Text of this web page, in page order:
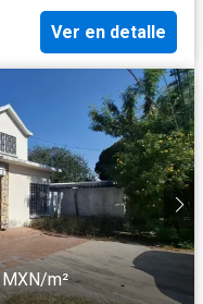
Ver en detalle
m²